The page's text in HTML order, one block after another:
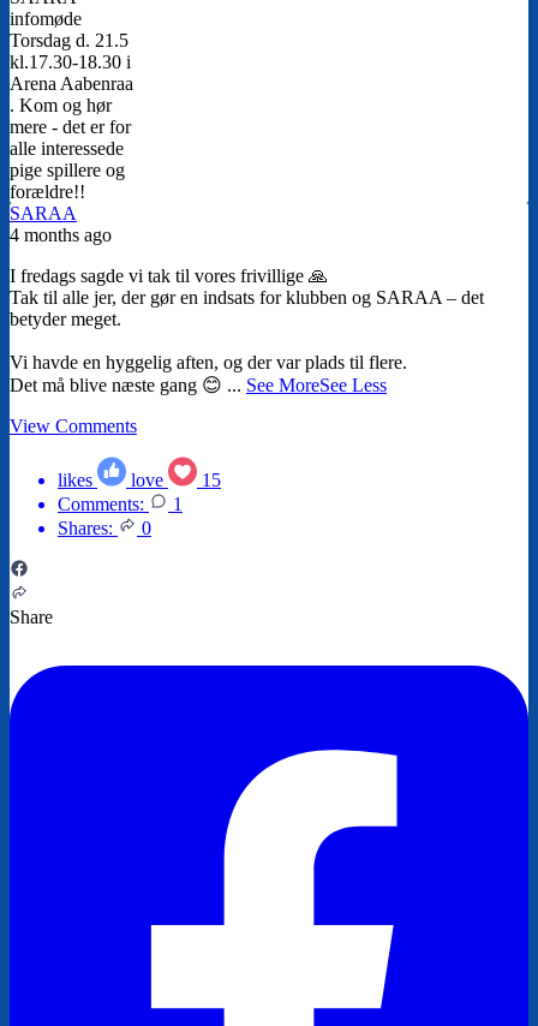
SARAA
4 months ago
I fredags sagde vi tak til vores frivillige 🙏
Tak til alle jer, der gør en indsats for klubben og SARAA – det
betyder meget.
Vi havde en hyggelig aften, og der var plads til flere.
Det må blive næste gang 😊 ... See MoreSee Less
View Comments
likes love
15
Comments:
1
Shares:
0
Share